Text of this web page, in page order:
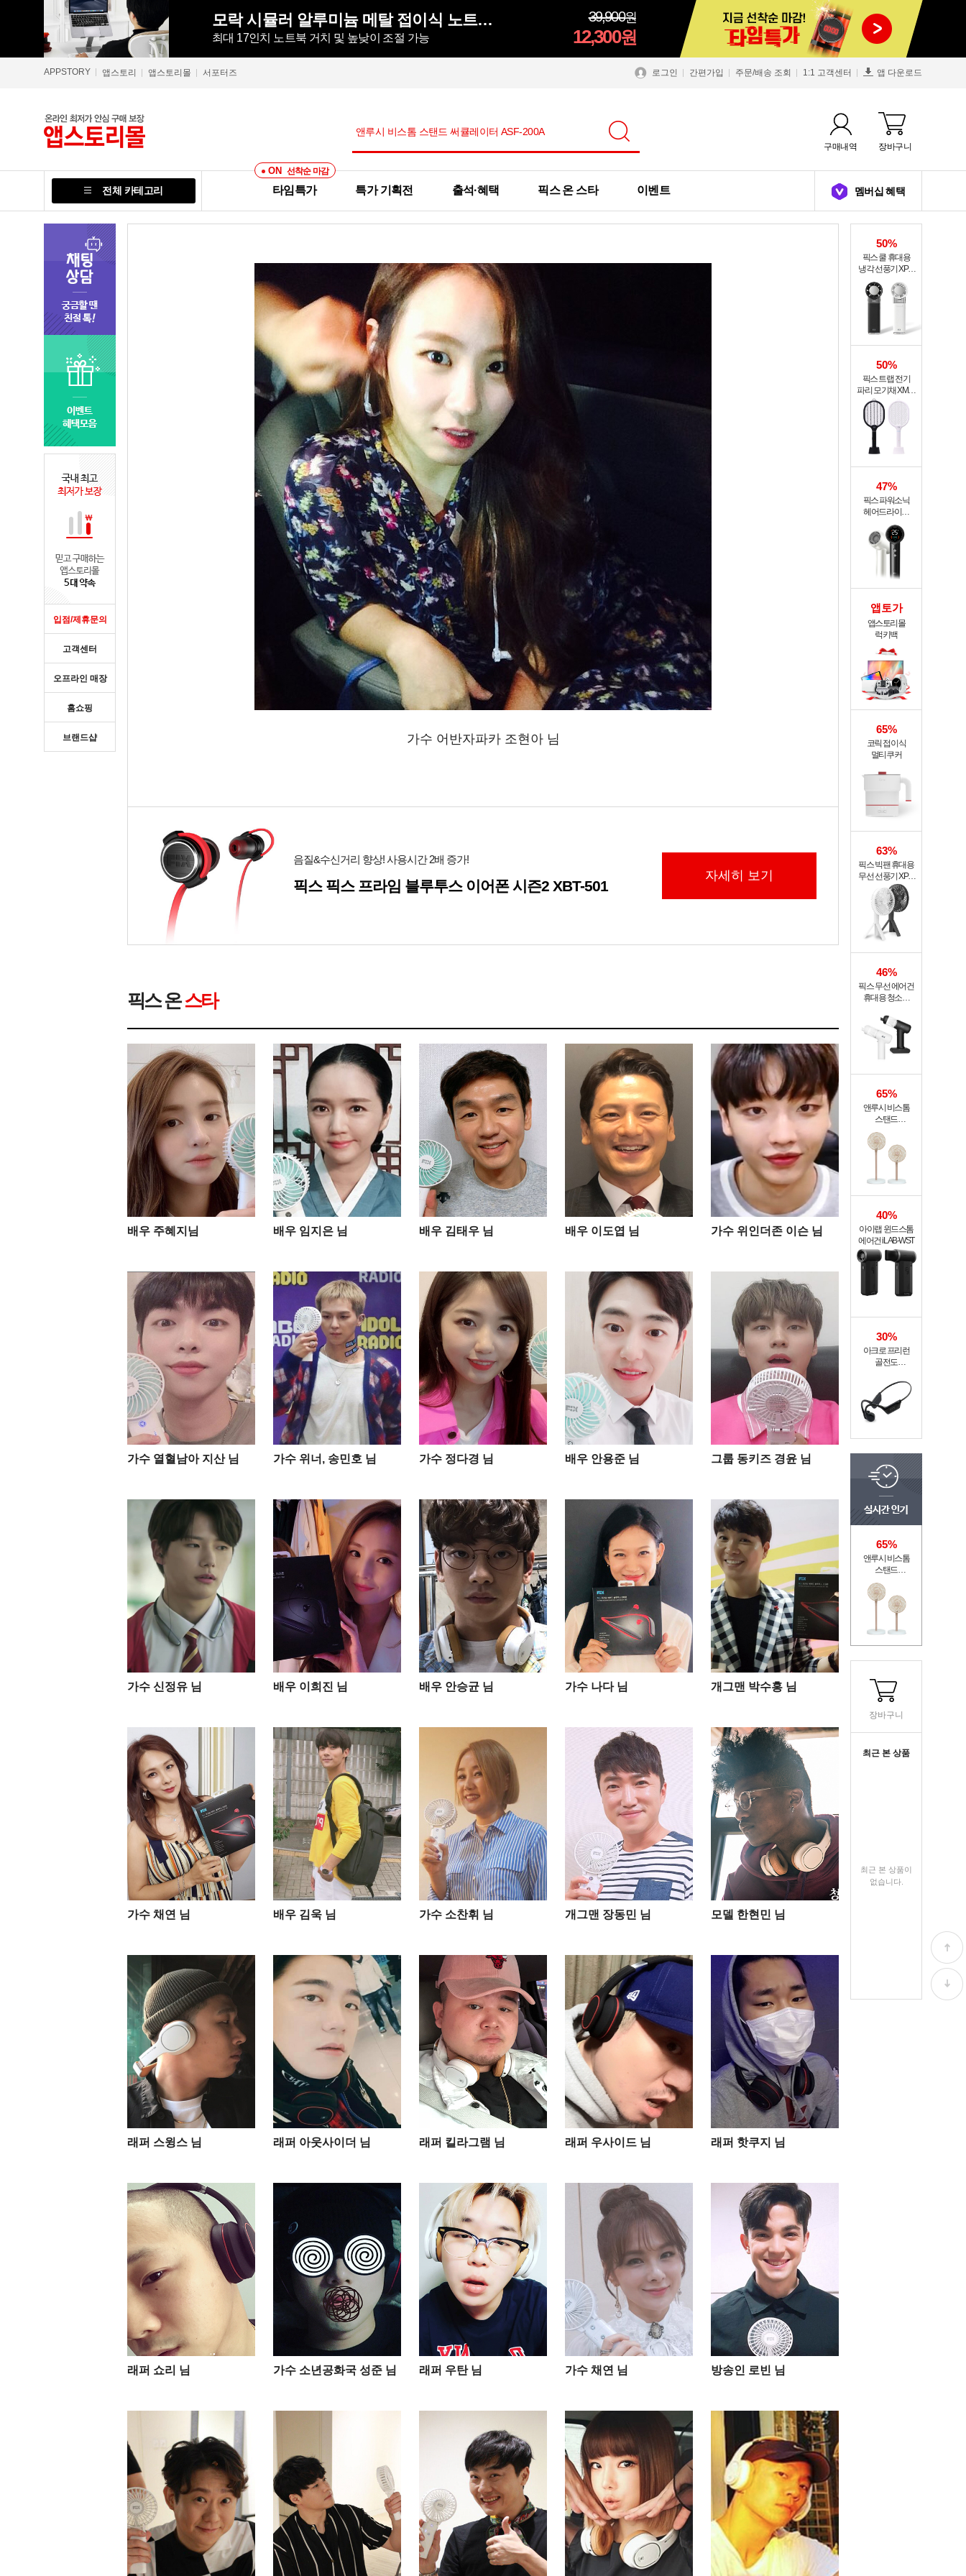
모락 시뮬러 알루미늄 메탈 접이식 노트북 거치대S
최대 17인치 노트북 거치 및 높낮이 조절 가능
39,900원
12,300원
APPSTORY 앱스토리 앱스토리몰 서포터즈 로그인 간편가입 주문/배송 조회 1:1 고객센터 앱 다운로드
구매내역 장바구니
전체 카테고리
ON 선착순 마감
타임특가 특가 기획전 출석·혜택 픽스 온 스타 이벤트 멤버십 혜택
가수 어반자파카 조현아 님
음질&수신거리 향상! 사용시간 2배 증가!
픽스 픽스 프라임 블루투스 이어폰 시즌2 XBT-501
자세히 보기
픽스 온스타
배우 주혜지님 배우 임지은 님 배우 김태우 님 배우 이도엽 님 가수 위인더존 이슨 님
가수 열혈남아 지산 님 가수 위너, 송민호 님 가수 정다경 님 배우 안용준 님 그룹 동키즈 경윤 님
가수 신정유 님 배우 이희진 님 배우 안승균 님 가수 나다 님 개그맨 박수홍 님
가수 채연 님 배우 김욱 님​ 가수 소찬휘 님 개그맨 장동민 님 모델 한현민 님
래퍼 스윙스 님 래퍼 아웃사이더 님 래퍼 킬라그램 님 래퍼 우사이드 님 래퍼 핫쿠지 님
래퍼 쇼리 님 가수 소년공화국 성준 님 래퍼 우탄 님 가수 채연 님 방송인 로빈 님
입점/제휴문의
고객센터
오프라인 매장
홈쇼핑
브랜드샵
50%
픽스 쿨 휴대용
냉각 선풍기 XPF-
50%
픽스 트랩 전기
파리 모기채 XMR-
301
47%
픽스 파워소닉
헤어드라이기
XHS-702
앱토가
앱스토리몰
럭키백
65%
코릭 접이식
멀티쿠커
63%
픽스 빅팬 휴대용
무선 선풍기 XPF-
702
46%
픽스 무선 에어건
휴대용 청소기
65%
앤루시 비스톰
스탠드
써큘레이터 ASF-
200A
40%
아이랩 윈드스톰
에어건 iLAB-WST
30%
아크로 프리런
골전도
65%
앤루시 비스톰
스탠드
써큘레이터 ASF-
200A
장바구니
최근 본 상품
최근 본 상품이
없습니다.